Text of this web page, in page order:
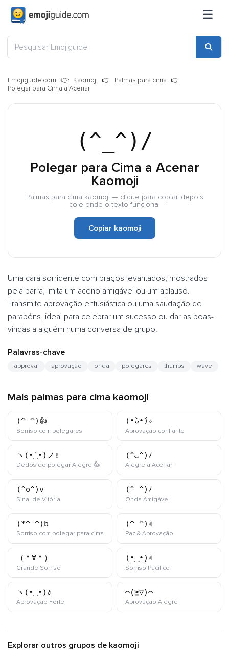
☰
Emojiguide.com Kaomoji
Palmas para cima
Polegar para Cima a Acenar
(^_^)/
Polegar para Cima a Acenar
Kaomoji
Palmas para cima kaomoji — clique para copiar, depois
cole onde o texto funciona.
Copiar kaomoji
Uma cara sorridente com braços levantados, mostrados
pela barra, imita um aceno amigável ou um aplauso.
Transmite aprovação entusiástica ou uma saudação de
parabéns, ideal para celebrar um sucesso ou dar as boas-
vindas a alguém numa conversa de grupo.
Palavras-chave
approval aprovação onda polegares thumbs wave
Mais palmas para cima kaomoji
(^_^)👍
Sorriso com polegares
(•̀ᴗ•́)✧
Aprovação confiante
ヽ(•́‿•̀)ノ✌️
Dedos do polegar Alegre 👍kaomoji
(^◡^)ﾉ
Alegre a Acenarkaomoji
(^o^)v
Sinal de Vitória
(^_^)ﾉ
Onda Amigável
(*^_^)b
Sorriso com polegar para cima
(^_^)✌️
Paz & Aprovação
（＾∀＾）
Grande Sorriso
(•‿•)✌️
Sorriso Pacífico
ヽ(•‿•)ง
Aprovação Forte
⌒(≧▽)⌒
Aprovação Alegre
Explorar outros grupos de kaomoji